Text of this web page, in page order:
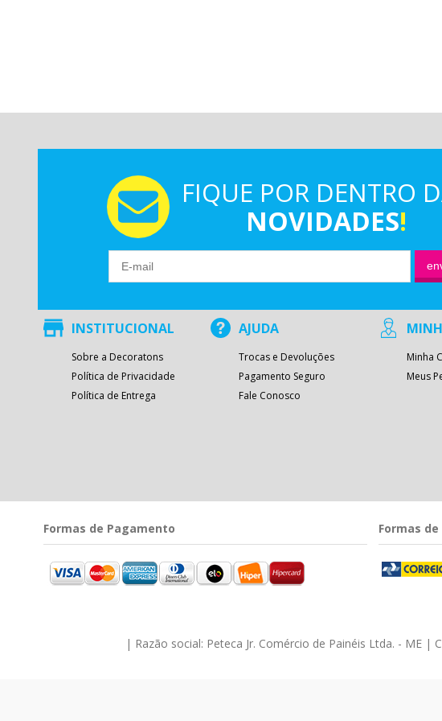
FIQUE POR DENTRO
NOVIDADES!
INSTITUCIONAL
Sobre a Decoratons
Política de Privacidade
Política de Entrega
AJUDA
Trocas e Devoluções
Pagamento Seguro
Fale Conosco
Minha
Meus
Formas de Pagamento Formas
| Razão social: Peteca Jr. Comércio de Painéis Ltda. - ME |